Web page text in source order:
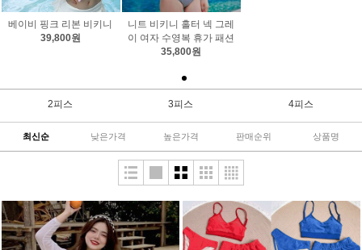
베이비 핑크 리본 비키니
39,800원
니트 비키니 홀터 넥 그레
이 여자 수영복 휴가 패션
35,800원
2피스 3피스 4피스
최신순 낮은가격 높은가격 판매순위 상품명